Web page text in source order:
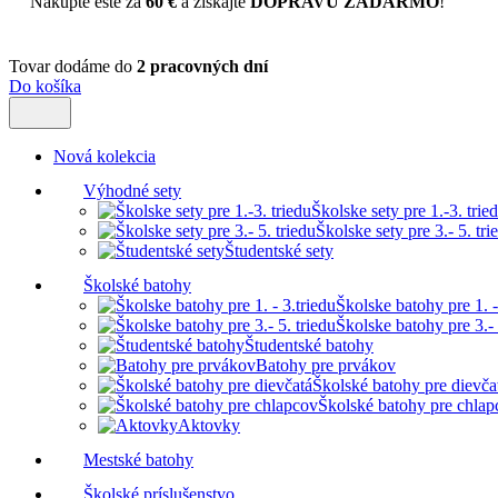
Tovar dodáme do 2 pracovných dní
Do košíka
Nová kolekcia
Výhodné sety
Školske sety pre 1.-3.
Školske sety pre 3.- 5.
Študentské sety
Školské batohy
Školske batohy pre 1.
Školske batohy pre 3.-
Študentské batohy
Batohy pre prvákov
Školské batohy pre
Školské batohy pre
Aktovky
Mestské batohy
Školské príslušenstvo